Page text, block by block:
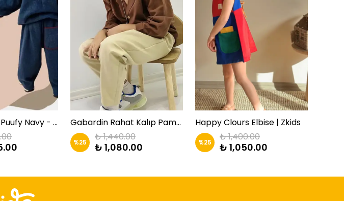
Warm'n Daily Puufy Navy - Lacivert Takım | Zkids Gabardin Rahat Kalıp Pamuklu Pantolon | Zkids
%25 ₺ 1,440.00
₺ 1,080.00
Happy Clours Elbise | Zkids
%25 ₺ 1,400.00
₺ 1,050.00